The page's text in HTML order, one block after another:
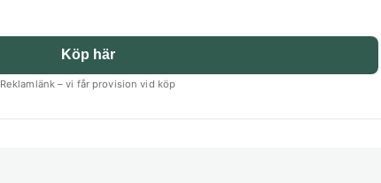
Köp här
Reklamlänk – vi får provision vid köp